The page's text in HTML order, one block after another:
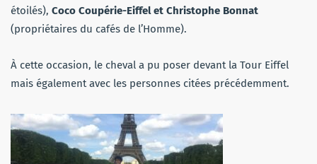
étoilés), Coco Coupérie-Eiffel et Christophe Bonnat
(propriétaires du cafés de l’Homme).
À cette occasion, le cheval a pu poser devant la Tour Eiffel
mais également avec les personnes citées précédemment.